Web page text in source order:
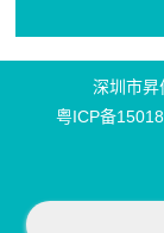
深圳市
粤ICP备